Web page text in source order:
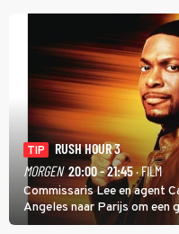
TIP
RUSH HOUR 3
MORGEN 20:00 - 21:45· FILM
Commissaris Lee en agent
Angeles naar Parijs om een
hand aan te pakken.